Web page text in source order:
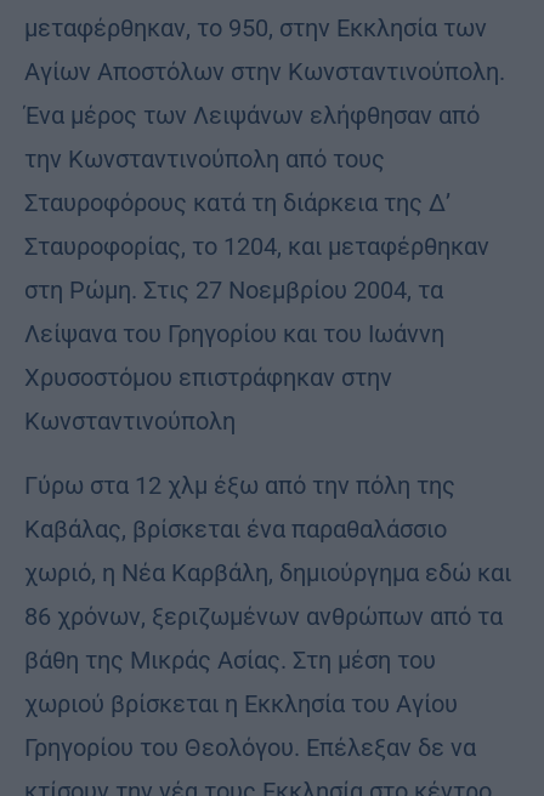
μεταφέρθηκαν, το 950, στην Εκκλησία των
Αγίων Αποστόλων στην Κωνσταντινούπολη.
Ένα μέρος των Λειψάνων ελήφθησαν από
την Κωνσταντινούπολη από τους
Σταυροφόρους κατά τη διάρκεια της Δ’
Σταυροφορίας, το 1204, και μεταφέρθηκαν
στη Ρώμη. Στις 27 Νοεμβρίου 2004, τα
Λείψανα του Γρηγορίου και του Ιωάννη
Χρυσοστόμου επιστράφηκαν στην
Κωνσταντινούπολη
Γύρω στα 12 χλμ έξω από την πόλη της
Καβάλας, βρίσκεται ένα παραθαλάσσιο
χωριό, η Νέα Καρβάλη, δημιούργημα εδώ και
86 χρόνων, ξεριζωμένων ανθρώπων από τα
βάθη της Μικράς Ασίας. Στη μέση του
χωριού βρίσκεται η Εκκλησία του Αγίου
Γρηγορίου του Θεολόγου. Επέλεξαν δε να